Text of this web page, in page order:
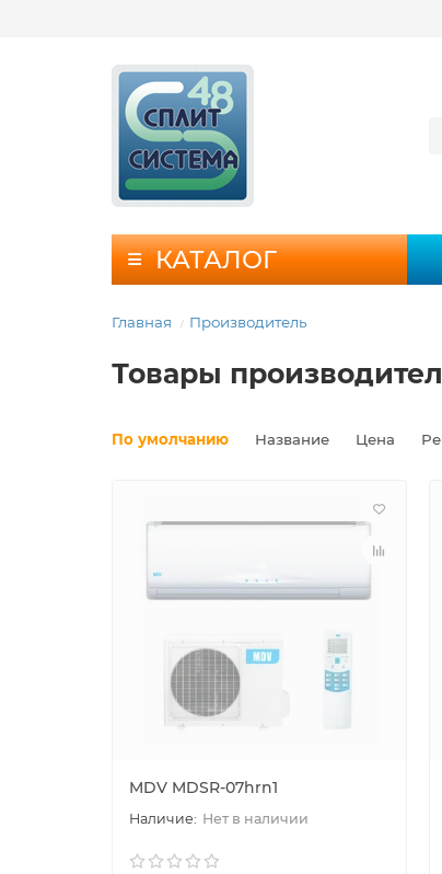
КАТАЛОГ
Главная Производитель
Товары
По умолчанию Название Цена
MDV MDSR-07hrn1
Нет в наличии